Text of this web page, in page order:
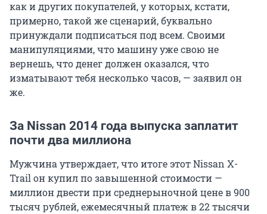
как и других покупателей, у которых, кстати,
примерно, такой же сценарий, буквально
принуждали подписаться под всем. Своими
манипуляциями, что машину уже свою не
вернешь, что денег должен оказался, что
изматывают тебя несколько часов, — заявил он
же.
За Nissan 2014 года выпуска заплатит
почти два миллиона
Мужчина утверждает, что итоге этот Nissan X-
Trail он купил по завышенной стоимости —
миллион двести при среднерыночной цене в 900
тысяч рублей, ежемесячный платеж в 22 тысячи